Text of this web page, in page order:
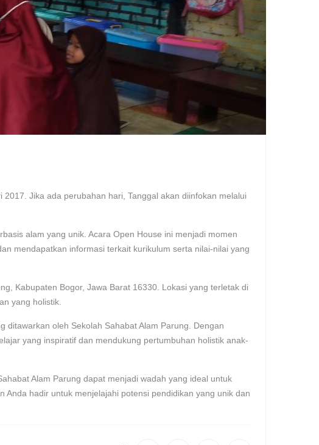
Jika ada perubahan hari, Tanggal akan diinfokan melalui
alam yang unik. Acara Open House ini menjadi momen
mendapatkan informasi terkait kurikulum serta nilai-nilai yang
Kabupaten Bogor, Jawa Barat 16330. Lokasi yang terletak di
yang holistik.
oleh Sekolah Sahabat Alam Parung. Dengan
yang inspiratif dan mendukung pertumbuhan holistik anak-
Alam Parung dapat menjadi wadah yang ideal untuk
hadir untuk menjelajahi potensi pendidikan yang unik dan